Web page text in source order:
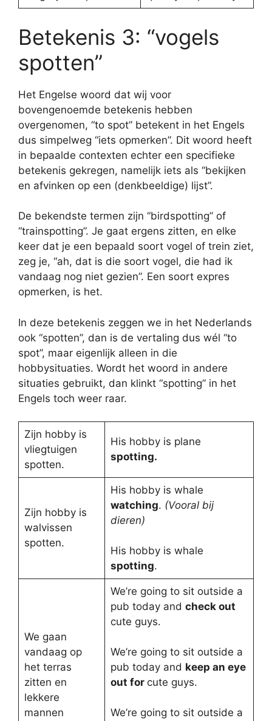
Betekenis 3: “vogels
spotten”
Het Engelse woord dat wij voor
bovengenoemde betekenis hebben
overgenomen, “to spot” betekent in het Engels
dus simpelweg “iets opmerken”. Dit woord heeft
in bepaalde contexten echter een specifieke
betekenis gekregen, namelijk iets als “bekijken
en afvinken op een (denkbeeldige) lijst”.
De bekendste termen zijn “birdspotting” of
“trainspotting”. Je gaat ergens zitten, en elke
keer dat je een bepaald soort vogel of trein ziet,
zeg je, “ah, dat is die soort vogel, die had ik
vandaag nog niet gezien”. Een soort expres
opmerken, is het.
In deze betekenis zeggen we in het Nederlands
ook “spotten”, dan is de vertaling dus wél “to
spot”, maar eigenlijk alleen in die
hobbysituaties. Wordt het woord in andere
situaties gebruikt, dan klinkt “spotting” in het
Engels toch weer raar.
Zijn hobby is
vliegtuigen
spotten.
His hobby is plane
spotting.
Zijn hobby is
walvissen
spotten.
His hobby is whale
watching. (Vooral bij
dieren)
His hobby is whale
spotting.
We gaan
vandaag op
het terras
zitten en
lekkere
mannen
We’re going to sit outside a
pub today and check out
cute guys.
We’re going to sit outside a
pub today and keep an eye
out for cute guys.
We’re going to sit outside a